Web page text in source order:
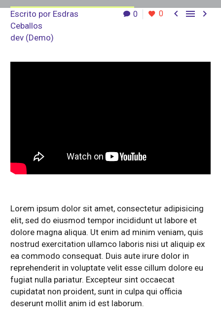
0 0   
Escrito por Esdras
Ceballos
dev (Demo)
Lorem ipsum dolor sit amet, consectetur adipisicing
elit, sed do eiusmod tempor incididunt ut labore et
dolore magna aliqua. Ut enim ad minim veniam, quis
nostrud exercitation ullamco laboris nisi ut aliquip ex
ea commodo consequat. Duis aute irure dolor in
reprehenderit in voluptate velit esse cillum dolore eu
fugiat nulla pariatur. Excepteur sint occaecat
cupidatat non proident, sunt in culpa qui officia
deserunt mollit anim id est laborum.